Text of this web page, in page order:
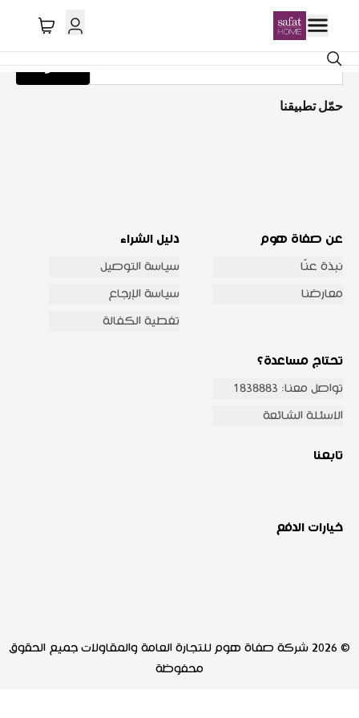
احصل على تحديثات عبر البريد الإلكتروني
اشترك
حمّل تطبيقنا
عن صفاة هوم
نبذة عنّا
معارضنا
دليل الشراء
سياسة التوصيل
سياسة الإرجاع
تغطية الكفالة
تحتاج مساعدة؟
تواصل معنا: 1838883
الاسئلة الشائعة
تابعنا
خيارات الدفع
© 2026 شركة صفاة هوم للتجارة العامة والمقاولات جميع الحقوق
محفوظة